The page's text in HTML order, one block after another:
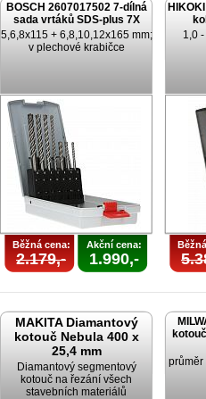
BOSCH 2607017502 7-dílná
sada vrtáků SDS-plus 7X
5,6,8x115 + 6,8,10,12x165 mm;
v plechové krabičce
Běžná cena:
2.179,-
Akční cena:
1.990,-
1,0
MAKITA Diamantový
kotouč Nebula 400 x
25,4 mm
Diamantový segmentový
kotouč na řezání všech
stavebních materiálů
průměr